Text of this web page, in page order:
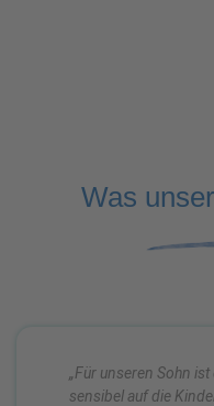
Was
„Für unseren Sohn
sensibel auf die